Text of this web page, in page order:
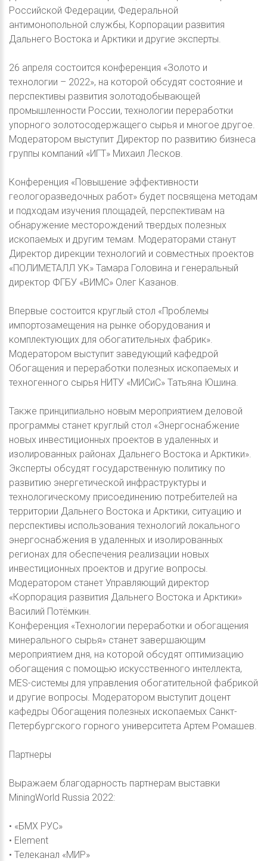
Российской Федерации, Федеральной
антимонопольной службы, Корпорации развития
Дальнего Востока и Арктики и другие эксперты.
26 апреля состоится конференция «Золото и
технологии – 2022», на которой обсудят состояние и
перспективы развития золотодобывающей
промышленности России, технологии переработки
упорного золотосодержащего сырья и многое другое.
Модератором выступит Директор по развитию бизнеса
группы компаний «ИГТ» Михаил Лесков.
Конференция «Повышение эффективности
геологоразведочных работ» будет посвящена методам
и подходам изучения площадей, перспективам на
обнаружение месторождений твердых полезных
ископаемых и другим темам. Модераторами станут
Директор дирекции технологий и совместных проектов
«ПОЛИМЕТАЛЛ УК» Тамара Головина и генеральный
директор ФГБУ «ВИМС» Олег Казанов.
Впервые состоится круглый стол «Проблемы
импортозамещения на рынке оборудования и
комплектующих для обогатительных фабрик».
Модератором выступит заведующий кафедрой
Обогащения и переработки полезных ископаемых и
техногенного сырья НИТУ «МИСиС» Татьяна Юшина.
Также принципиально новым мероприятием деловой
программы станет круглый стол «Энергоснабжение
новых инвестиционных проектов в удаленных и
изолированных районах Дальнего Востока и Арктики».
Эксперты обсудят государственную политику по
развитию энергетической инфраструктуры и
технологическому присоединению потребителей на
территории Дальнего Востока и Арктики, ситуацию и
перспективы использования технологий локального
энергоснабжения в удаленных и изолированных
регионах для обеспечения реализации новых
инвестиционных проектов и другие вопросы.
Модератором станет Управляющий директор
«Корпорация развития Дальнего Востока и Арктики»
Василий Потёмкин.
Конференция «Технологии переработки и обогащения
минерального сырья» станет завершающим
мероприятием дня, на которой обсудят оптимизацию
обогащения с помощью искусственного интеллекта,
MES-системы для управления обогатительной фабрикой
и другие вопросы. Модератором выступит доцент
кафедры Обогащения полезных ископаемых Санкт-
Петербургского горного университета Артем Ромашев.
Партнеры
Выражаем благодарность партнерам выставки
MiningWorld Russia 2022:
• «БМХ РУС»
• Element
• Телеканал «МИР»